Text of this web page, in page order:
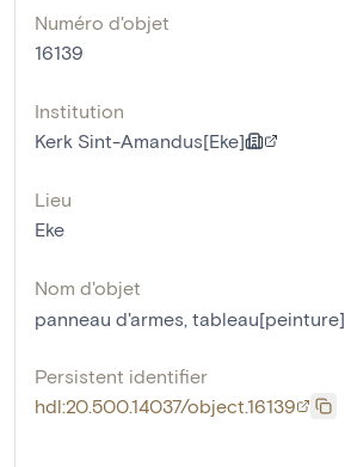
Numéro d'objet
16139
Institution
Kerk Sint-Amandus[Eke]
Lieu
Eke
Nom d'objet
panneau d'armes, tableau[peinture]
Persistent identifier
hdl:20.500.14037/object.16139